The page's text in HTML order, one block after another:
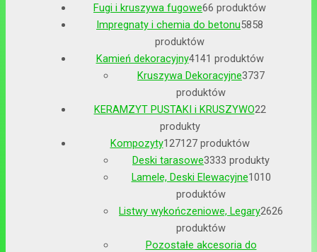
Fugi i kruszywa fugowe66 produktów
Impregnaty i chemia do betonu5858
produktów
Kamień dekoracyjny4141 produktów
Kruszywa Dekoracyjne3737
produktów
KERAMZYT PUSTAKI i KRUSZYWO22
produkty
Kompozyty127127 produktów
Deski tarasowe3333 produkty
Lamele, Deski Elewacyjne1010
produktów
Listwy wykończeniowe, Legary2626
produktów
Pozostałe akcesoria do